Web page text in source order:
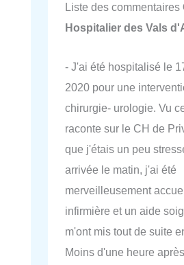
Liste des commentaires
Hospitalier des Vals
- J'ai été hospitalisé le
2020 pour une
chirurgie- urologie. Vu
raconte sur le CH de
que j'étais un peu
arrivée le matin, j'ai été
merveilleusement
infirmière et un aide
m'ont mis tout de suite
Moins d'une heure